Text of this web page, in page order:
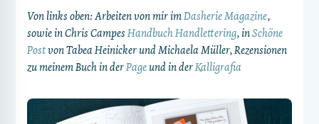
Von links oben: Arbeiten von mir imDasherie Magazine,
sowie in Chris CampesHandbuch Handlettering, inSchöne
Postvon Tabea Heinicker und Michaela Müller, Rezensionen
zu meinem Buch in derPageund in derKalligrafia